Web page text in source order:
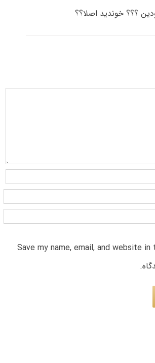
؟؟؟ خوندید اصلا؟؟
Save my name, email, and website